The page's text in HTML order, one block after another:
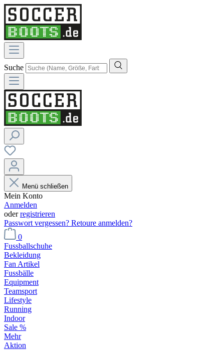
Suche
Menü schließen
Mein Konto
Anmelden
oderregistrieren
Passwort vergessen? Retoure anmelden?
0
Fussballschuhe
Bekleidung
Fan Artikel
Fussbälle
Equipment
Teamsport
Lifestyle
Running
Indoor
Sale %
Mehr
Aktion